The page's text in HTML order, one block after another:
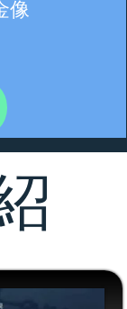
像